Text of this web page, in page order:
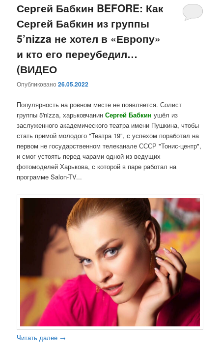
Сергей Бабкин BEFORE: Как
Сергей Бабкин из группы
5’nizza не хотел в «Европу»
и кто его переубедил…
(ВИДЕО
Опубликовано26.05.2022
Популярность на ровном месте не появляется. Солист
группы 5'nizza, харьковчанинСергей Бабкин ушёл из
заслуженного академического театра имени Пушкина, чтобы
стать примой молодого "Театра 19", с успехом поработал на
первом не государственном телеканале СССР "Тонис-центр",
и смог устоять перед чарами одной из ведущих
фотомоделей Харькова, с которой в паре работал на
программе Salon-TV...
Читать далее →